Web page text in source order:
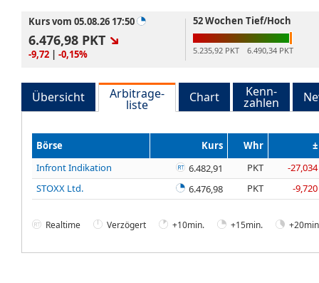
Kurs vom 05.08.26 17:50
6.476,98 PKT
-9,72 | -0,15%
52 Wochen Tief/Hoch
5.235,92 PKT 6.490,34 PKT
Übersicht Arbitrage-
liste Chart Kenn-
zahlen
Börse Kurs Whr
±
Infront Indikation
6.482,91 PKT
-27,034
STOXX Ltd.
6.476,98 PKT -9,720
Realtime Verzögert +10min. +15min.